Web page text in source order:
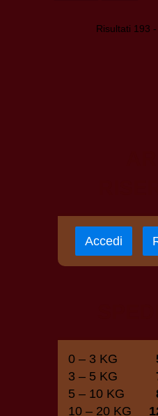
Risultati 193
Accedi
0 – 3 KG
3 – 5 KG
5 – 10 KG
10 – 20 KG